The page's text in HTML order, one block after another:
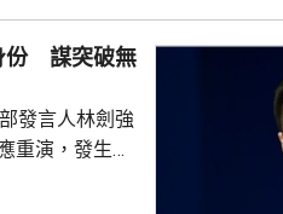
份 謀突破無
發言人林劍強
重演，發生核